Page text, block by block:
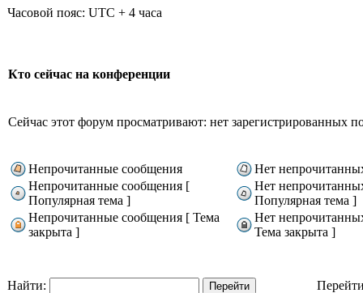
Часовой пояс: UTC + 4 часа
Кто сейчас на конференции
Сейчас этот форум просматривают: нет зарегистрированных
Непрочитанные сообщения
Нет
Непрочитанные сообщения [
Популярная тема ]
Нет
Популярная тема ]
Непрочитанные сообщения [ Тема
закрыта ]
Нет
Тема закрыта ]
Найти: